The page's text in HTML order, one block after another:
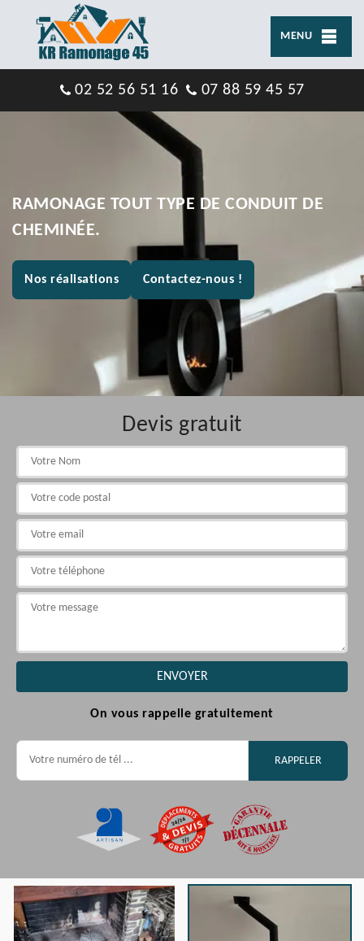
MENU
02 52 56 51 16 07 88 59 45 57
RAMONAGE TOUT TYPE DE CONDUIT DE
CHEMINÉE.
Nos réalisations Contactez-nous !
Devis gratuit
On vous rappelle gratuitement